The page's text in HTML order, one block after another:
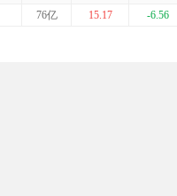
76亿 15.17 -6.56